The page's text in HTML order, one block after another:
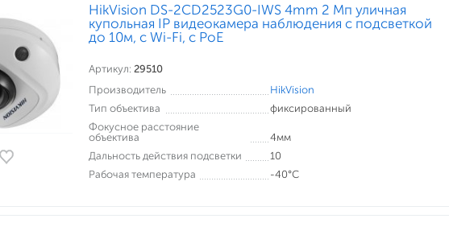
HikVision DS-2CD2523G0-IWS 4mm 2 Мп уличная
купольная IP видеокамера наблюдения с подсветкой
до 10м, с Wi-Fi, c PoE
Артикул: 29510
Производитель
HikVision
Тип объектива
фиксированный
Фокусное расстояние
объектива
4мм
Дальность действия подсветки
10
Рабочая температура
-40°С